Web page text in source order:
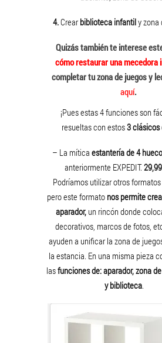
4.Crearbiblioteca infantily zona
Quizás también te interese
cómo restaurar una mecedora
completar tu zona de juegos y
aquí.
¡Pues estas 4 funciones son
resueltas con estos3 clásicos
– La mítica estantería de 4
anteriormente EXPEDIT.
Podríamos utilizar otros
pero este formato nos permite
aparador,un rincón donde
decorativos, marcos de fotos,
ayuden a unificar la zona de
la estancia. En una misma pieza
lasfunciones de: aparador, zona
y biblioteca.